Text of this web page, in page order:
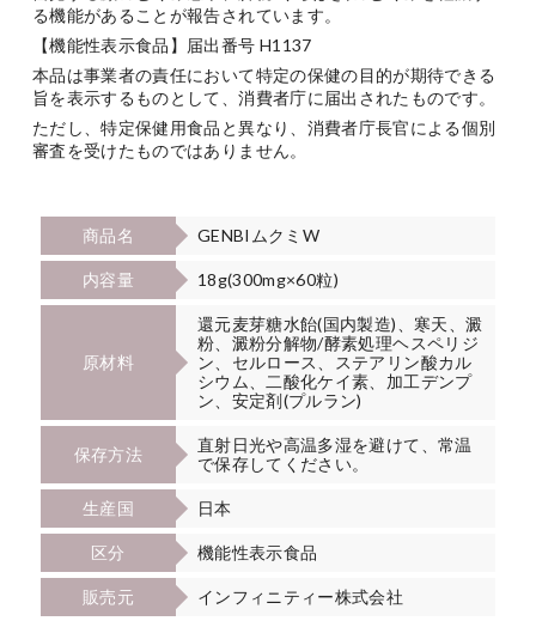
る機能があることが報告されています。
【機能性表示食品】届出番号 H1137
本品は事業者の責任において特定の保健の目的が期待できる
旨を表示するものとして、消費者庁に届出されたものです。
ただし、特定保健用食品と異なり、消費者庁長官による個別
審査を受けたものではありません。
商品名 GENBIムクミW
内容量 18g(300mg×60粒)
原材料
還元麦芽糖水飴(国内製造)、寒天、澱
粉、澱粉分解物/酵素処理ヘスペリジ
ン、セルロース、ステアリン酸カル
シウム、二酸化ケイ素、加工デンプ
ン、安定剤(プルラン)
保存方法
直射日光や高温多湿を避けて、常温
で保存してください。
生産国 日本
区分 機能性表示食品
販売元 インフィニティー株式会社